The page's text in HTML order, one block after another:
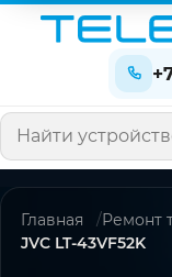
Поиск по сайту
Главная
Ремонт
JVC LT-43VF52K